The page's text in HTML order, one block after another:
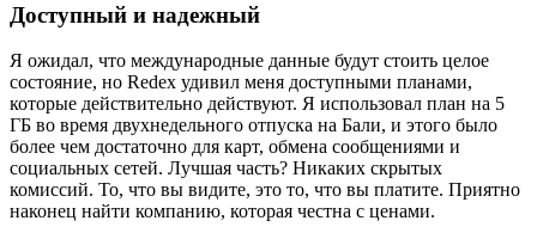
Доступный и надежный
Я ожидал, что международные данные будут стоить целое
состояние, но Redex удивил меня доступными планами,
которые действительно действуют. Я использовал план на 5
ГБ во время двухнедельного отпуска на Бали, и этого было
более чем достаточно для карт, обмена сообщениями и
социальных сетей. Лучшая часть? Никаких скрытых
комиссий. То, что вы видите, это то, что вы платите. Приятно
наконец найти компанию, которая честна с ценами.